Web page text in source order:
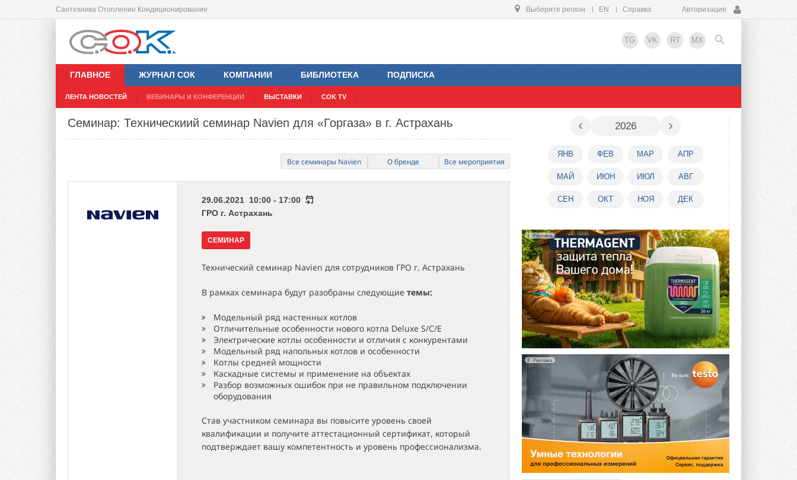
Сантехника Отопление Кондиционирование Выберите регион EN Справка Авторизация
TG VK RT MX
ГЛАВНОЕ
ЛЕНТА НОВОСТЕЙ ВЕБИНАРЫ И КОНФЕРЕНЦИИ ВЫСТАВКИ COK TV
ЖУРНАЛ СОК КОМПАНИИ БИБЛИОТЕКА ПОДПИСКА
EN
Семинар: Техническиий семинар Navien для «Горгаза» в г. Астрахань
Все семинары Navien О бренде Все мероприятия
29.06.2021 10:00 - 17:00
ГРО г. Астрахань
СЕМИНАР
Технический семинар Navien для сотрудников ГРО г. Астрахань
В рамках семинара будут разобраны следующие темы:
Модельный ряд настенных котлов
Отличительные особенности нового котла Deluxe S/C/E
Электрические котлы особенности и отличия с конкурентами
Модельный ряд напольных котлов и особенности
Котлы средней мощности
Каскадные системы и применение на объектах
Разбор возможных ошибок при не правильном подключении
оборудования
Став участником семинара вы повысите уровень своей
квалификации и получите аттестационный сертификат, который
подтверждает вашу компетентность и уровень профессионализма.
‹ 2026 ›
ЯНВ ФЕВ МАР АПР
МАЙ ИЮН ИЮЛ АВГ
СЕН ОКТ НОЯ ДЕК
Реклама
Реклама